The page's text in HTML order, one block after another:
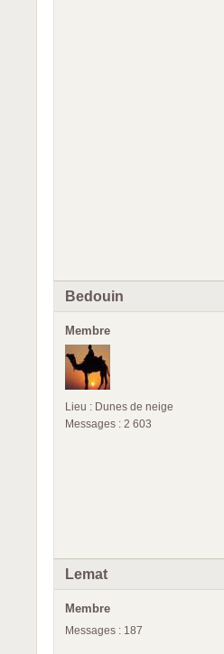
Bedouin
Membre
Lieu : Dunes de neige
Messages : 2 603
Lemat
Membre
Messages : 187